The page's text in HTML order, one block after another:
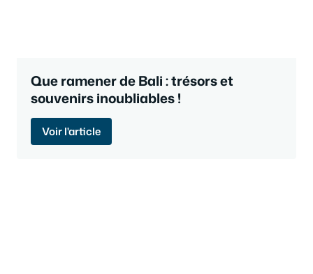
Que ramener de Bali : trésors et
souvenirs inoubliables !
Voir l'article